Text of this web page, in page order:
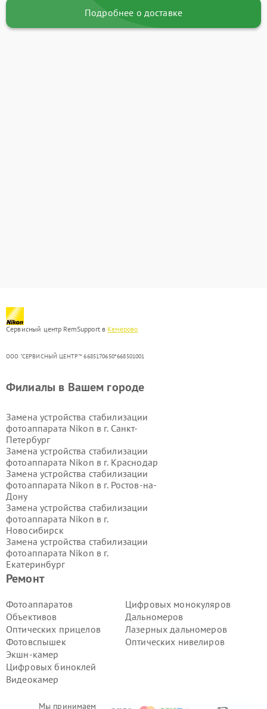
Подробнее о доставке
Сервисный центр RemSupport в Кемерово
ООО "СЕРВИСНЫЙ ЦЕНТР"* 6685170650*668501001
Мы принимаем
Ремонт
Фотоаппаратов
Объективов
Оптических прицелов
Фотовспышек
Экшн-камер
Цифровых биноклей
Видеокамер
Цифровых монокуляров
Дальномеров
Лазерных дальномеров
Оптических нивелиров
Филиалы в Вашем городе
Замена устройства стабилизации
фотоаппарата Nikon в г. Санкт-
Петербург
Замена устройства стабилизации
фотоаппарата Nikon в г. Краснодар
Замена устройства стабилизации
фотоаппарата Nikon в г. Ростов-на-
Дону
Замена устройства стабилизации
фотоаппарата Nikon в г.
Новосибирск
Замена устройства стабилизации
фотоаппарата Nikon в г.
Екатеринбург
Замена устройства стабилизации
Замена устройства стабилизации
фотоаппарата Nikon в г.
Воронеж
Замена устройства стабилизации
фотоаппарата Nikon в г.
Волгоград
Замена устройства стабилизации
фотоаппарата Nikon в г.
Замена устройства стабилизации
фотоаппарата Nikon в г.
фотоаппарата Nikon в г.